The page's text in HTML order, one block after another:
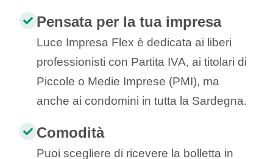
Pensata per la tua impresa
Luce Impresa Flex è dedicata ai liberi
professionisti con Partita IVA, ai titolari di
Piccole o Medie Imprese (PMI), ma
anche ai condomini in tutta la Sardegna.
Comodità
Puoi scegliere di ricevere la bolletta in